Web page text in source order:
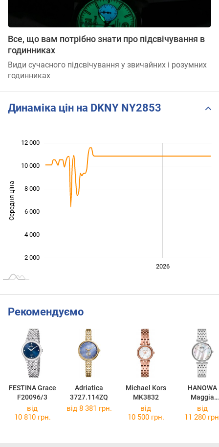
Все, що вам потрібно знати про підсвічування в
годинниках
Види сучасного підсвічування у звичайних і розумних
годинниках
Динаміка цін на DKNY NY2853
Середня ціна
2 000
4 000
6 000
8 000
10 000
12 000
2026
Рекомендуємо
FESTINA Grace
F20096/3
Adriatica
3727.114ZQ
Michael Kors
MK3832
HANOWA
Maggia
4
від
10 810 грн.
від 8 381 грн.
від
10 500 грн.
від
11 280